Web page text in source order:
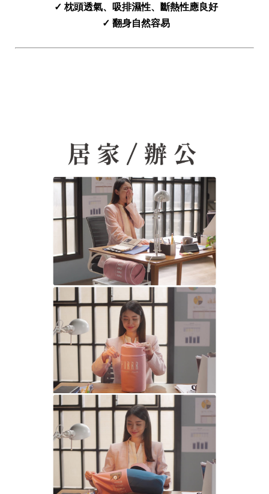
✓ 枕頭透氣、吸排濕性、斷熱性應良好
✓​​​​​​ ​翻身自然容易